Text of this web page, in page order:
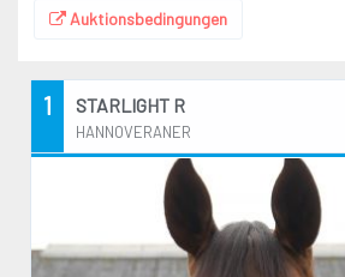
Auktionsbedingungen
1 STARLIGHT R
HANNOVERANER